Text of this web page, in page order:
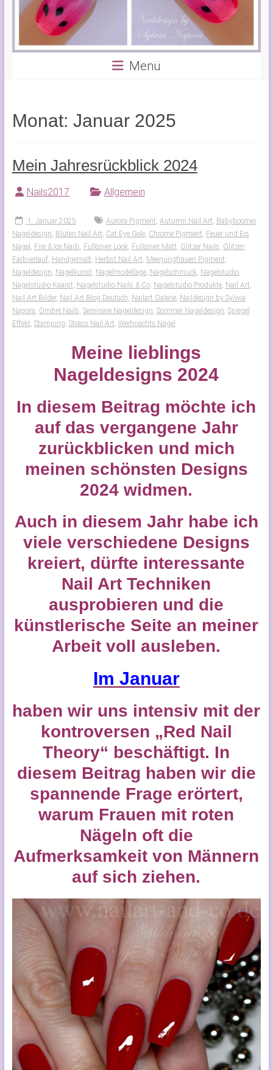
Menü
Monat: Januar 2025
Mein Jahresrückblick 2024
Nails2017 Allgemein
1. Januar 2025 Aurora Pigment, Autumn Nail Art, Babyboomer
Nageldesign, Blüten Nail Art, Cat Eye Gele, Chrome Pigment, Feuer und Eis
Nägel , Fire & Ice Nails, Fullcover Look, Fullcover Matt, Glitzer Nails, Glitzer-
Farbverlauf, Handgemalt, Herbst Nail Art, Meerjungfrauen Pigment,
Nageldesign, Nagelkunst, Nagelmodellage, Nagelschmuck, Nagelstudio,
Nagelstudio Kaarst, Nagelstudio Nails & Co, Nagelstudio Produkte, Nail Art,
Nail Art Bilder, Nail Art Blog Deutsch, Nailart Galerie, Naildesign by Sylwia
Napora, Ombré Nails, Seminare Nageldesign, Sommer Nageldesign, Spiegel
Effekt, Stamping, Strass Nail Art, Weihnachts Nägel
Meine lieblings
Nageldesigns 2024
In diesem Beitrag möchte ich
auf das vergangene Jahr
zurückblicken und mich
meinen schönsten Designs
2024 widmen.
Auch in diesem Jahr habe ich
viele verschiedene Designs
kreiert, dürfte interessante
Nail Art Techniken
ausprobieren und die
künstlerische Seite an meiner
Arbeit voll ausleben.
Im Januar
haben wir uns intensiv mit der
kontroversen „Red Nail
Theory“ beschäftigt. In
diesem Beitrag haben wir die
spannende Frage erörtert,
warum Frauen mit roten
Nägeln oft die
Aufmerksamkeit von Männern
auf sich ziehen.